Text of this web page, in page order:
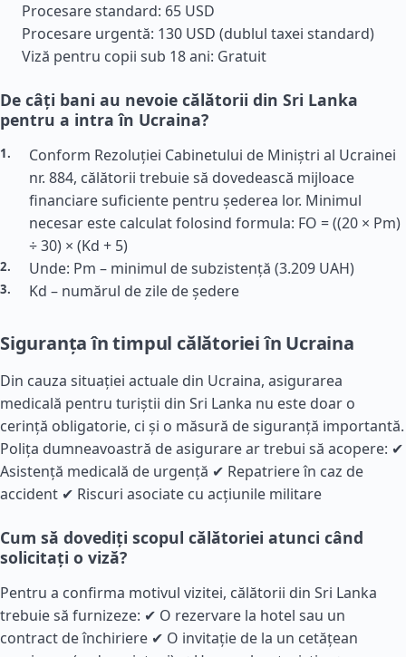
Procesare standard: 65 USD
Procesare urgentă: 130 USD (dublul taxei standard)
Viză pentru copii sub 18 ani: Gratuit
De câți bani au nevoie călătorii din Sri Lanka
pentru a intra în Ucraina?
Conform Rezoluției Cabinetului de Miniștri al Ucrainei
nr. 884, călătorii trebuie să dovedească mijloace
financiare suficiente pentru șederea lor. Minimul
necesar este calculat folosind formula: FO = ((20 × Pm)
÷ 30) × (Kd + 5)
Unde: Pm – minimul de subzistență (3.209 UAH)
Kd – numărul de zile de ședere
Siguranța în timpul călătoriei în Ucraina
Din cauza situației actuale din Ucraina, asigurarea
medicală pentru turiștii din Sri Lanka nu este doar o
cerință obligatorie, ci și o măsură de siguranță importantă.
Polița dumneavoastră de asigurare ar trebui să acopere: ✔
Asistență medicală de urgență ✔ Repatriere în caz de
accident ✔ Riscuri asociate cu acțiunile militare
Cum să dovediți scopul călătoriei atunci când
solicitați o viză?
Pentru a confirma motivul vizitei, călătorii din Sri Lanka
trebuie să furnizeze: ✔ O rezervare la hotel sau un
contract de închiriere ✔ O invitație de la un cetățean